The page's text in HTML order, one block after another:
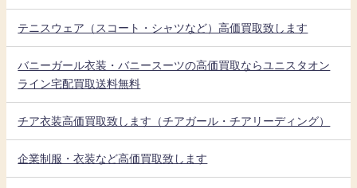
テニスウェア（スコート・シャツなど）高価買取致します
バニーガール衣装・バニースーツの高価買取ならユニスタオン
ライン宅配買取送料無料
チア衣装高価買取致します（チアガール・チアリーディング）
企業制服・衣装など高価買取致します